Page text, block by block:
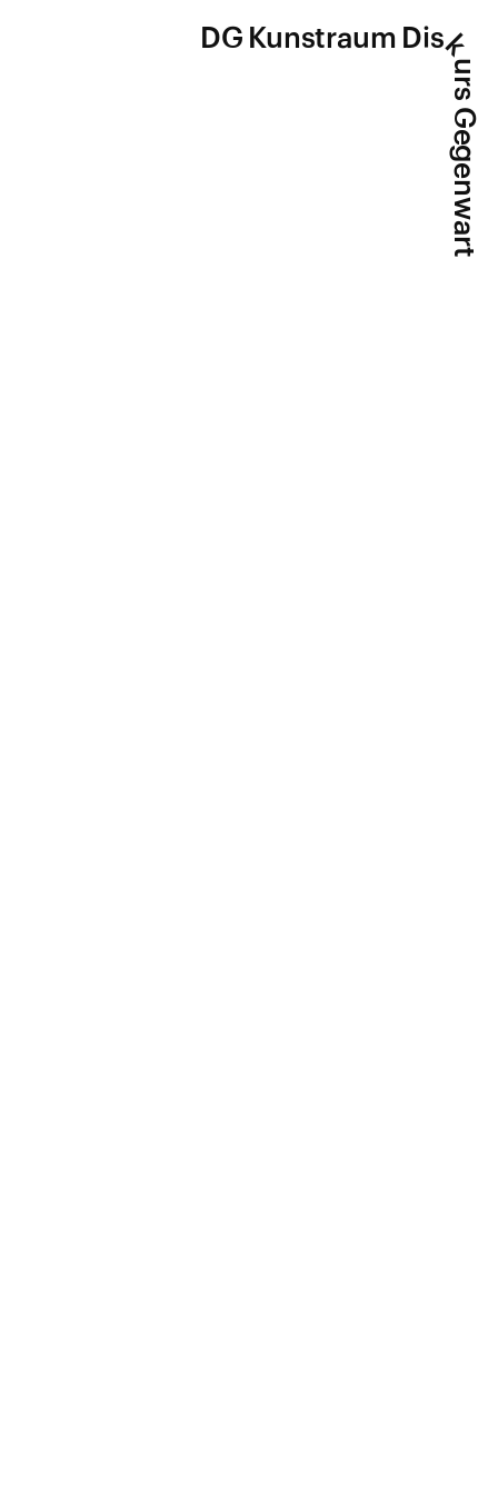
DG Kunstraum Disk
urs Gegenwart